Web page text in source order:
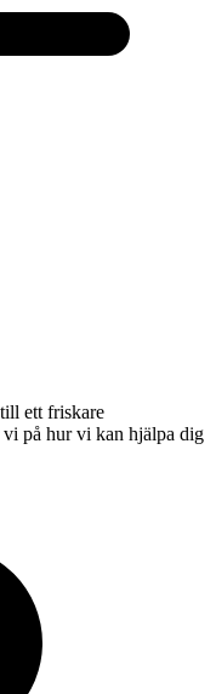
ett friskare
på hur vi kan hjälpa dig